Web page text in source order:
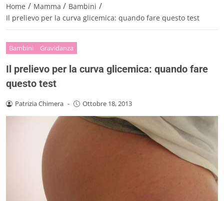
Home / Mamma / Bambini /
Il prelievo per la curva glicemica: quando fare questo test
Bambini Gravidanza
Il prelievo per la curva glicemica: quando fare
questo test
Patrizia Chimera - Ottobre 18, 2013